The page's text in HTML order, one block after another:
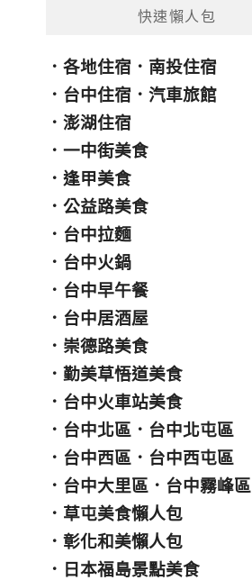
快速懶人包
．各地住宿 ． 南投住宿
． 台中住宿 ．汽車旅館
．澎湖住宿
．一中街美食
．逢甲美食
．公益路美食
． 台中拉麵
． 台中火鍋
． 台中早午餐
． 台中居酒屋
． 崇德路美食
．勤美草悟道美食
． 台中火車站美食
． 台中北區 ． 台中北屯區
． 台中西區 ． 台中西屯區
． 台中大里區 ． 台中霧峰區
． 草屯美食懶人包
．彰化和美懶人包
． 日本福島景點美食